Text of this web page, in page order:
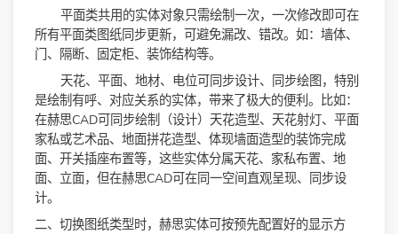
平面类共用的实体对象只需绘制一次，一次修改即可在
所有平面类图纸同步更新，可避免漏改、错改。如：墙体、
门、隔断、固定柜、装饰结构等。
天花、平面、地材、电位可同步设计、同步绘图，特别
是绘制有呼、对应关系的实体，带来了极大的便利。比如：
在赫思CAD可同步绘制（设计）天花造型、天花射灯、平面
家私或艺术品、地面拼花造型、体现墙面造型的装饰完成
面、开关插座布置等，这些实体分属天花、家私布置、地
面、立面，但在赫思CAD可在同一空间直观呈现、同步设
计。
二、切换图纸类型时，赫思实体可按预先配置好的显示方